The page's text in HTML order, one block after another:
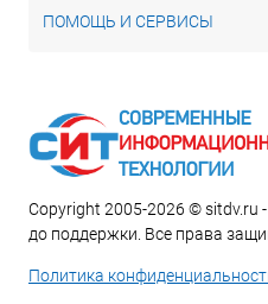
ПОМОЩЬ И СЕРВИСЫ
Copyright 2005-2026 © sitdv.ru
до поддержки. Все права
Политика